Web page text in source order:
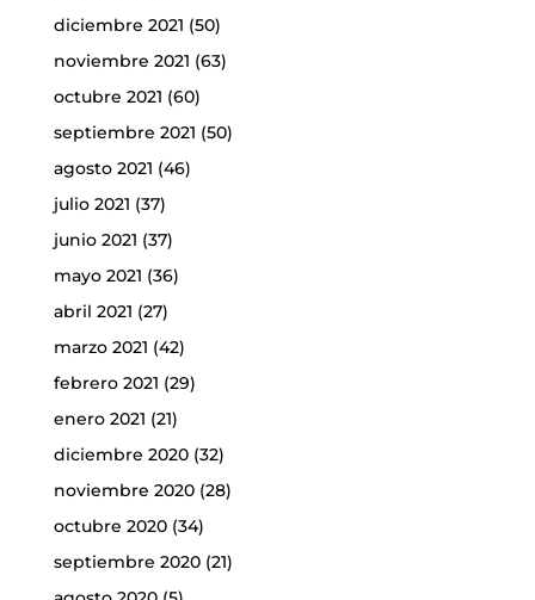
diciembre 2021 (50)
noviembre 2021 (63)
octubre 2021 (60)
septiembre 2021 (50)
agosto 2021 (46)
julio 2021 (37)
junio 2021 (37)
mayo 2021 (36)
abril 2021 (27)
marzo 2021 (42)
febrero 2021 (29)
enero 2021 (21)
diciembre 2020(32)
noviembre 2020(28)
octubre 2020(34)
septiembre 2020(21)